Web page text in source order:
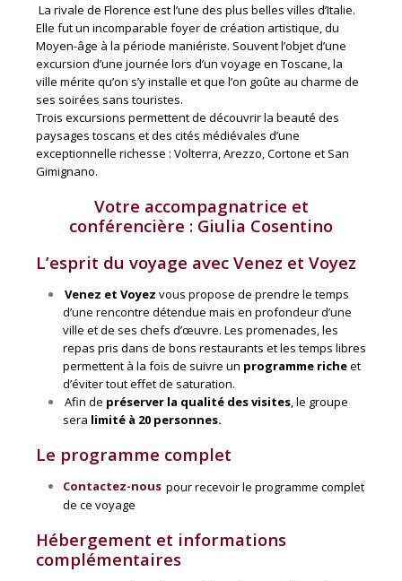
La rivale de Florence est l’une des plus belles villes d’Italie.
Elle fut un incomparable foyer de création artistique, du
Moyen-âge à la période maniériste. Souvent l’objet d’une
excursion d’une journée lors d’un voyage en Toscane, la
ville mérite qu’on s’y installe et que l’on goûte au charme de
ses soirées sans touristes.
Trois excursions permettent de découvrir la beauté des
paysages toscans et des cités médiévales d’une
exceptionnelle richesse : Volterra, Arezzo, Cortone et San
Gimignano.
Votre accompagnatrice et
conférencière : Giulia Cosentino
L’esprit du voyage avec Venez et Voyez
Venez et Voyez vous propose de prendre le temps
d’une rencontre détendue mais en profondeur d’une
ville et de ses chefs d’œuvre. Les promenades, les
repas pris dans de bons restaurants et les temps libres
permettent à la fois de suivre un programme richeet
d’éviter tout effet de saturation.
Afin de préserver la qualité des visites, le groupe
sera limité à 20 personnes.
Le programme complet
Contactez-nous pour recevoir le programme complet
de ce voyage
Hébergement et informations
complémentaires